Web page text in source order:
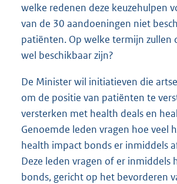
welke redenen deze keuzehulpen
van de 30 aandoeningen niet
patiënten. Op welke termijn zullen
wel beschikbaar zijn?
De Minister wil initiatieven die
om de positie van patiënten te
versterken met health deals en
Genoemde leden vragen hoe veel
health impact bonds er inmiddels
Deze leden vragen of er inmiddels
bonds, gericht op het bevorderen